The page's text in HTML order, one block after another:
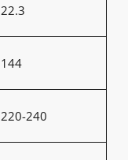
22.3
144
220-240